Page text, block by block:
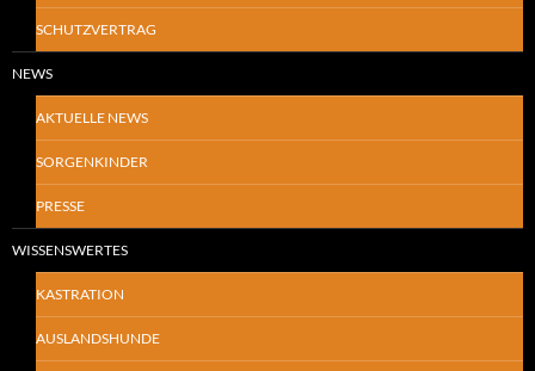
SCHUTZVERTRAG
NEWS
AKTUELLE NEWS
SORGENKINDER
PRESSE
WISSENSWERTES
KASTRATION
AUSLANDSHUNDE